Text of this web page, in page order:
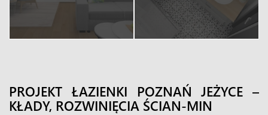
PROJEKT ŁAZIENKI POZNAŃ JEŻYCE –
KŁADY, ROZWINIĘCIA ŚCIAN-MIN